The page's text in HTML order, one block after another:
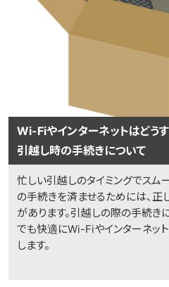
Wi-Fiやインターネットはどうす
引越し時の手続きについて
忙しい引越しのタイミングでスム
の手続きを済ませるためには、正
があります。引越しの際の手続
でも快適にWi-Fiやインターネッ
します。